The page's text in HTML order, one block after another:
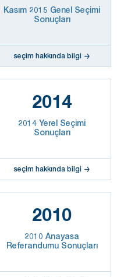
Kasım 2015 Genel Seçimi
Sonuçları
seçim hakkında bilgi
2014
2014 Yerel Seçimi
Sonuçları
seçim hakkında bilgi
2010
2010 Anayasa
Referandumu Sonuçları